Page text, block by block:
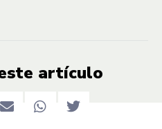
artículo